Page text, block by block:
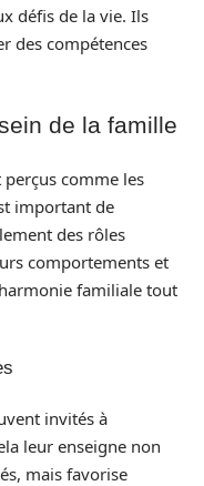
défis de la vie. Ils
des compétences
de la famille
comme les
important de
des rôles
comportements et
familiale tout
invités à
leur enseigne non
mais favorise